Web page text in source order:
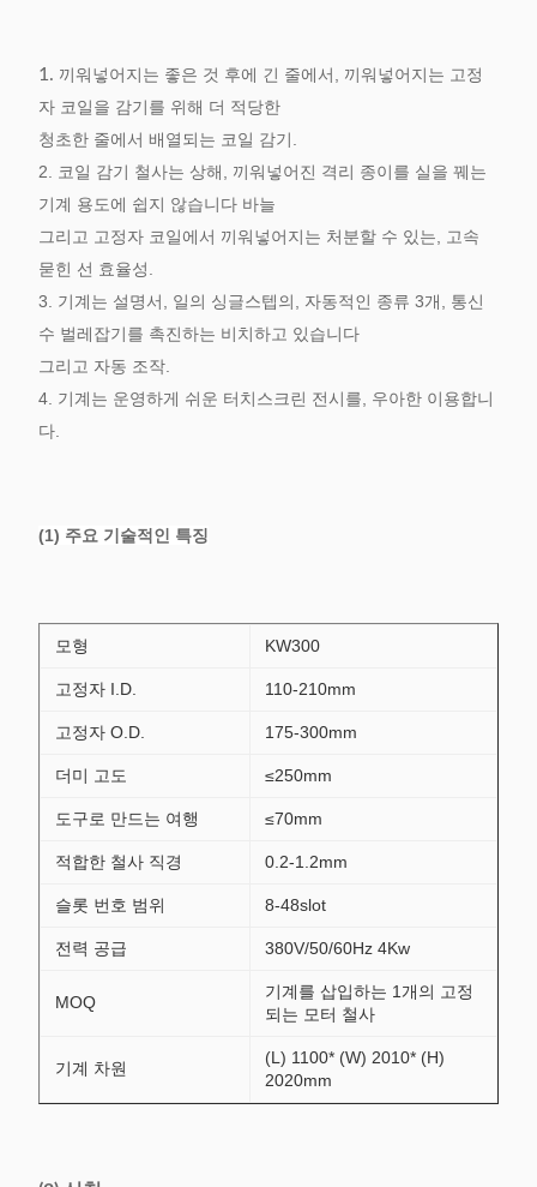
1. 끼워넣어지는 좋은 것 후에 긴 줄에서, 끼워넣어지는 고정
자 코일을 감기를 위해 더 적당한
청초한 줄에서 배열되는 코일 감기.
2. 코일 감기 철사는 상해, 끼워넣어진 격리 종이를 실을 꿰는
기계 용도에 쉽지 않습니다 바늘
그리고 고정자 코일에서 끼워넣어지는 처분할 수 있는, 고속
묻힌 선 효율성.
3. 기계는 설명서, 일의 싱글스텝의, 자동적인 종류 3개, 통신
수 벌레잡기를 촉진하는 비치하고 있습니다
그리고 자동 조작.
4. 기계는 운영하게 쉬운 터치스크린 전시를, 우아한 이용합니
다.
(1) 주요 기술적인 특징
모형 KW300
고정자 I.D. 110-210mm
고정자 O.D. 175-300mm
더미 고도 ≤250mm
도구로 만드는 여행 ≤70mm
적합한 철사 직경 0.2-1.2mm
슬롯 번호 범위 8-48slot
전력 공급 380V/50/60Hz 4Kw
MOQ
기계를 삽입하는 1개의 고정
되는 모터 철사
기계 차원
(L) 1100* (W) 2010* (H)
2020mm